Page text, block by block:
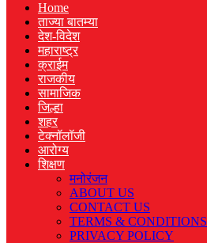
Home
ताज्या बातम्या
देश-विदेश
महाराष्ट्र
क्राईम
राजकीय
सामाजिक
जिल्हा
शहर
टेक्नॉलॉजी
आरोग्य
शिक्षण
मनोरंजन
ABOUT US
CONTACT US
TERMS & CONDITIONS
PRIVACY POLICY